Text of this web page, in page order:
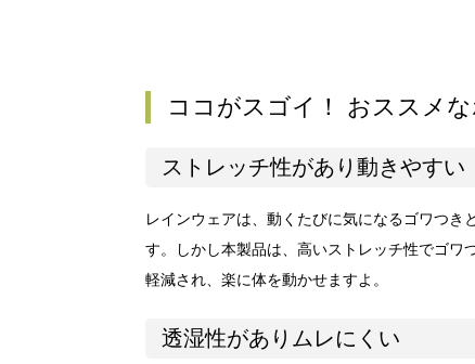
ココがスゴイ！ おススメな
ストレッチ性があり動きやすい
レインウェアは、動くたびに気になるゴワつ
す。しかし本製品は、高いストレッチ性でゴワ
軽減され、楽に体を動かせますよ。
透湿性がありムレにくい